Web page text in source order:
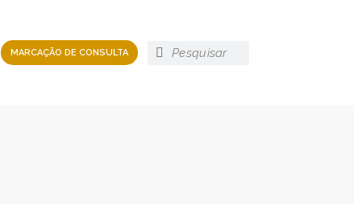
MARCAÇÃO DE CONSULTA